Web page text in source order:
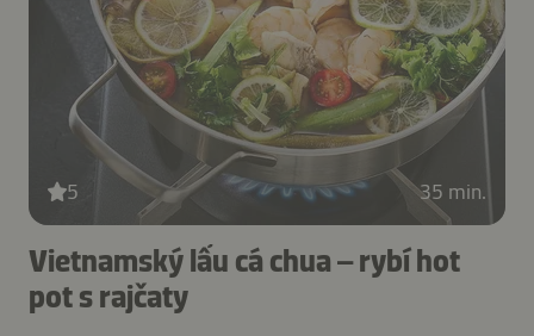
5 35 min.
Vietnamský lẩu cá chua – rybí hot
pot s rajčaty